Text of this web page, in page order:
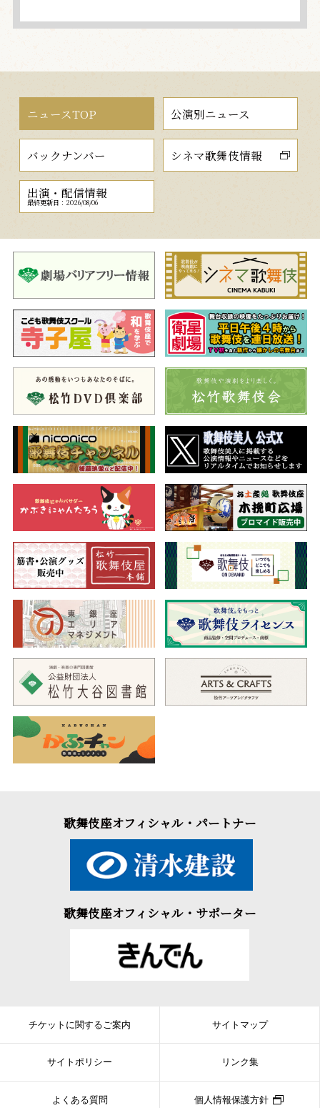
ニュースTOP 公演別ニュース
バックナンバー シネマ歌舞伎情報
出演・配信情報
最終更新日：2026/08/06
歌舞伎座オフィシャル・パートナー
歌舞伎座オフィシャル・サポーター
チケットに関するご案内 サイトマップ
サイトポリシー リンク集
よくある質問 個人情報保護方針